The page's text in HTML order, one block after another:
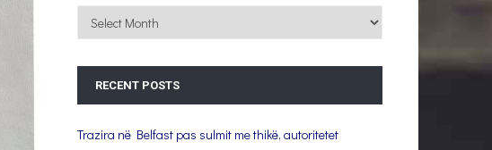
Archives
RECENT POSTS
Trazira në Belfast pas sulmit me thikë, autoritetet